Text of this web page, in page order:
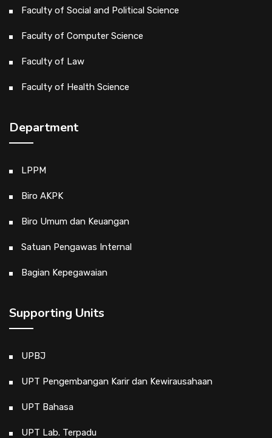
Faculty of Social and Political Science
Faculty of Computer Science
Faculty of Law
Faculty of Health Science
Department
LPPM
Biro AKPK
Biro Umum dan Keuangan
Satuan Pengawas Internal
Bagian Kepegawaian
Supporting Units
UPBJ
UPT Pengembangan Karir dan Kewirausahaan
UPT Bahasa
UPT Lab. Terpadu